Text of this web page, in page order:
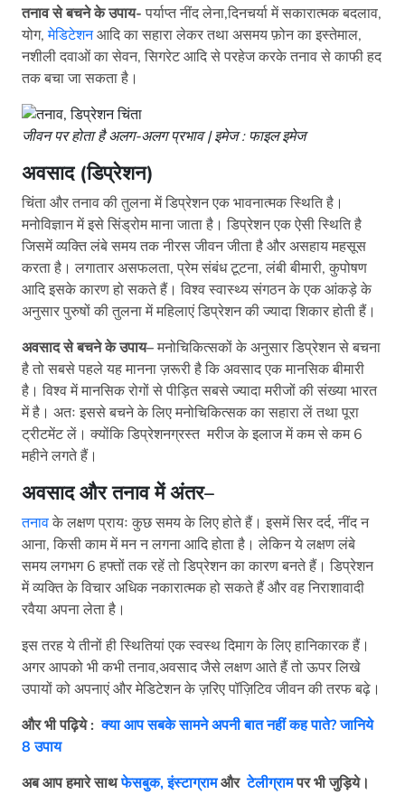
तनाव से बचने के उपाय- पर्याप्त नींद लेना,दिनचर्या में सकारात्मक बदलाव,
योग,मेडिटेशनआदि का सहारा लेकर तथा असमय फ़ोन का इस्तेमाल,
नशीली दवाओं का सेवन, सिगरेट आदि से परहेज करके तनाव से काफी हद
तक बचा जा सकता है।
जीवन पर होता है अलग-अलग प्रभाव | इमेज : फाइल इमेज
अवसाद (डिप्रेशन)
चिंता और तनाव की तुलना में डिप्रेशन एक भावनात्मक स्थिति है।
मनोविज्ञान में इसे सिंड्रोम माना जाता है। डिप्रेशन एक ऐसी स्थिति है
जिसमें व्यक्ति लंबे समय तक नीरस जीवन जीता है और असहाय महसूस
करता है। लगातार असफलता, प्रेम संबंध टूटना, लंबी बीमारी, कुपोषण
आदि इसके कारण हो सकते हैं। विश्व स्वास्थ्य संगठन के एक आंकड़े के
अनुसार पुरुषों की तुलना में महिलाएं डिप्रेशन की ज्यादा शिकार होती हैं।
अवसाद से बचने के उपाय–मनोचिकित्सकों के अनुसार डिप्रेशन से बचना
है तो सबसे पहले यह मानना ज़रूरी है कि अवसाद एक मानसिक बीमारी
है। विश्व में मानसिक रोगों से पीड़ित सबसे ज्यादा मरीजों की संख्या भारत
में है। अतः इससे बचने के लिए मनोचिकित्सक का सहारा लें तथा पूरा
ट्रीटमेंट लें। क्योंकि डिप्रेशनग्रस्त मरीज के इलाज में कम से कम 6
महीने लगते हैं।
अवसाद और तनाव में अंतर–
तनावके लक्षण प्रायः कुछ समय के लिए होते हैं। इसमें सिर दर्द, नींद न
आना, किसी काम में मन न लगना आदि होता है। लेकिन ये लक्षण लंबे
समय लगभग 6 हफ्तों तक रहें तो डिप्रेशन का कारण बनते हैं। डिप्रेशन
में व्यक्ति के विचार अधिक नकारात्मक हो सकते हैं और वह निराशावादी
रवैया अपना लेता है।
इस तरह ये तीनों ही स्थितियां एक स्वस्थ दिमाग के लिए हानिकारक हैं।
अगर आपको भी कभी तनाव,अवसाद जैसे लक्षण आते हैं तो ऊपर लिखे
उपायों को अपनाएं और मेडिटेशन के ज़रिए पॉज़िटिव जीवन की तरफ बढ़े।
और भी पढ़िये : क्या आप सबके सामने अपनी बात नहीं कह पाते? जानिये
8 उपाय
अब आप हमारे साथफेसबुक,इंस्टाग्रामऔरटेलीग्रामपर भी जुड़िये।